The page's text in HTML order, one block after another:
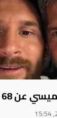
عن 68 عاما